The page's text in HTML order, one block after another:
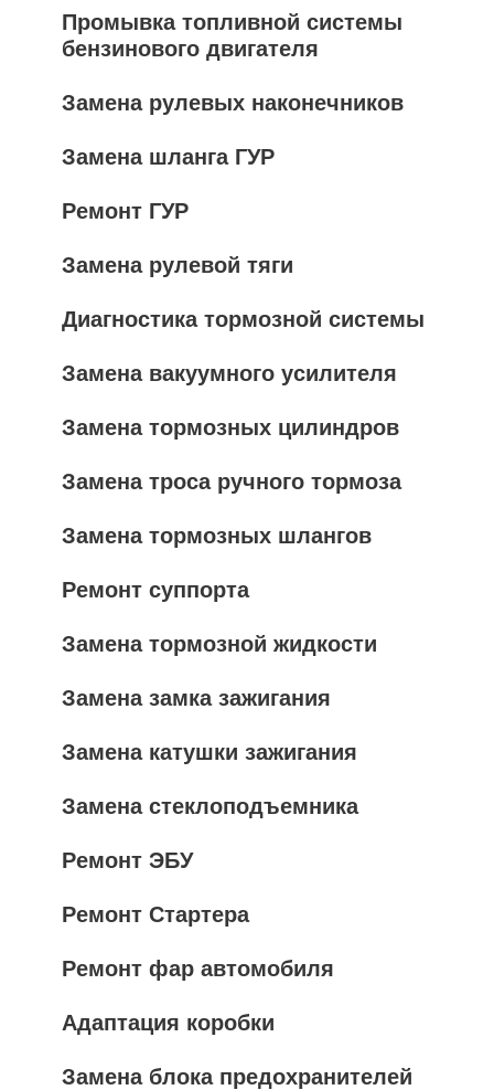
Промывка топливной системы
бензинового двигателя
Замена рулевых наконечников
Замена шланга ГУР
Ремонт ГУР
Замена рулевой тяги
Диагностика тормозной системы
Замена вакуумного усилителя
Замена тормозных цилиндров
Замена троса ручного тормоза
Замена тормозных шлангов
Ремонт суппорта
Замена тормозной жидкости
Замена замка зажигания
Замена катушки зажигания
Замена стеклоподъемника
Ремонт ЭБУ
Ремонт Стартера
Ремонт фар автомобиля
Адаптация коробки
Замена блока предохранителей